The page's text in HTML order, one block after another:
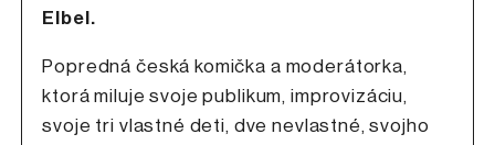
Elbel.
Popredná česká komička a moderátorka,
ktorá miluje svoje publikum, improvizáciu,
svoje tri vlastné deti, dve nevlastné, svojho